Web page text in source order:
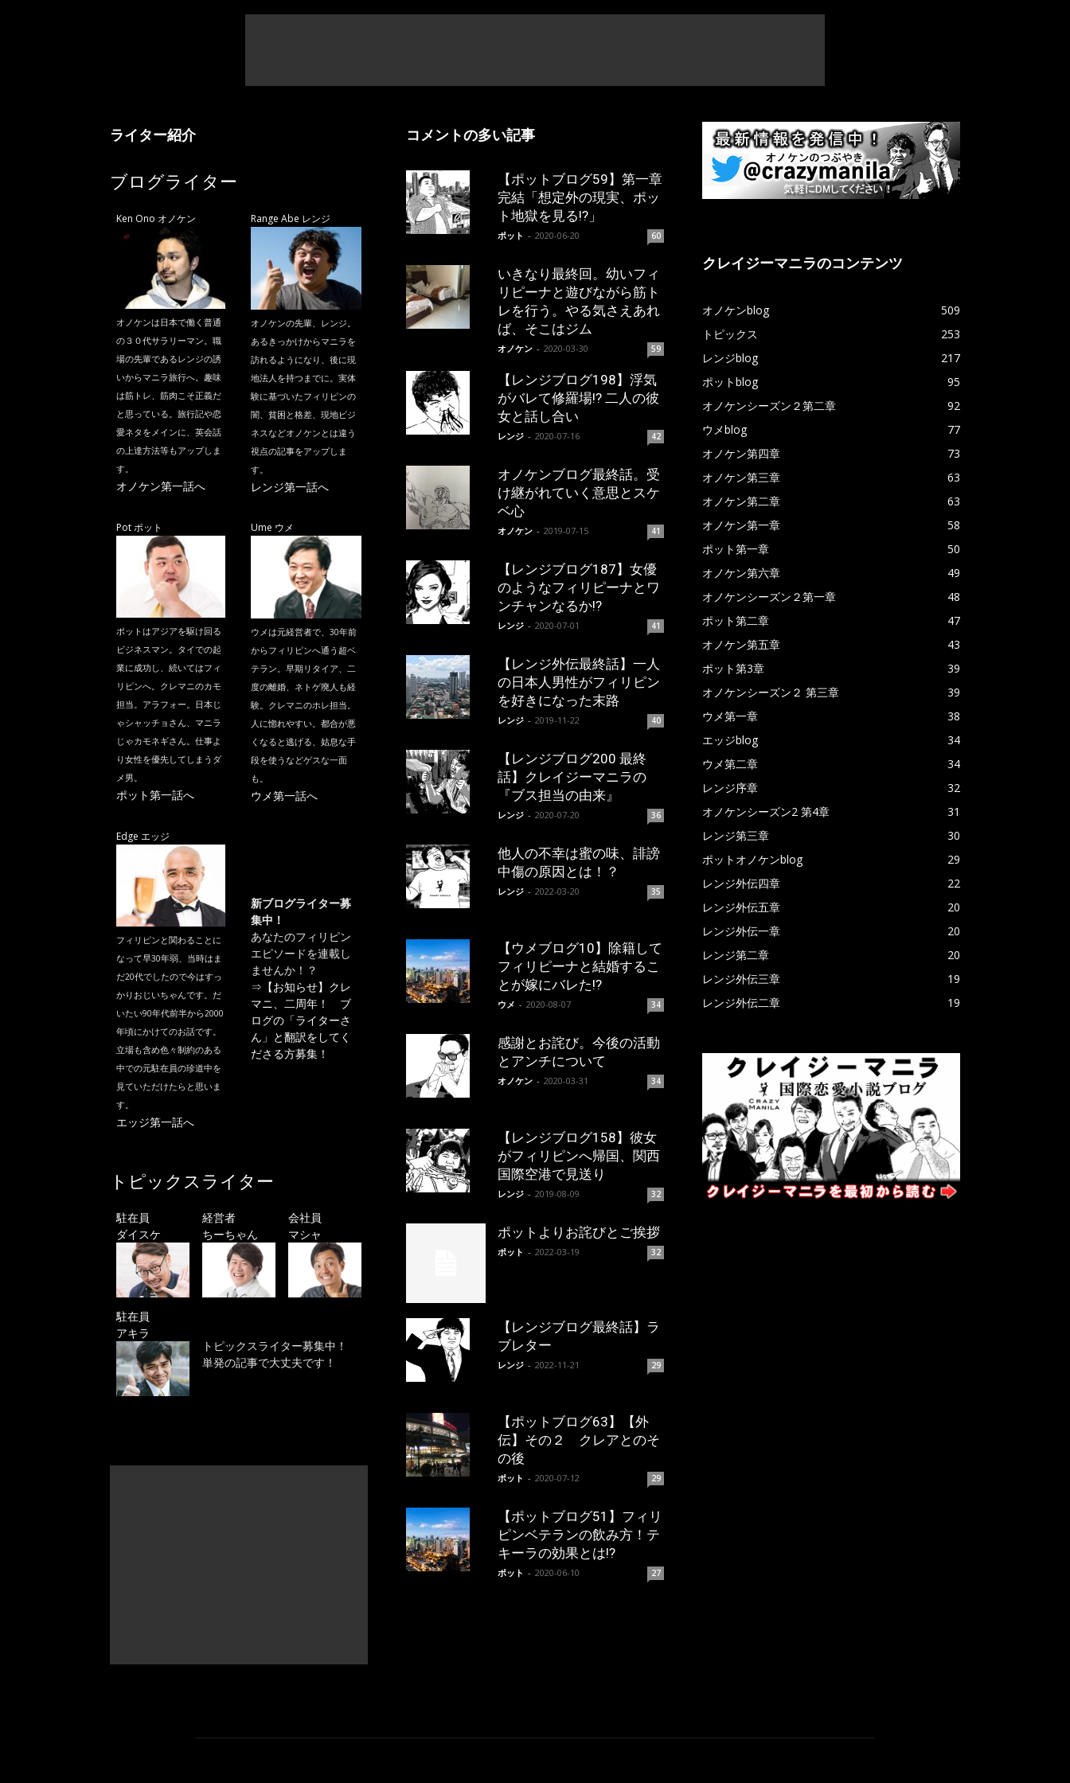
ライター紹介
ブログライター
Ken Ono オノケン
オノケンは日本で働く普通
の３０代サラリーマン。職
場の先輩であるレンジの誘
いからマニラ旅行へ。趣味
は筋トレ、筋肉こそ正義だ
と思っている。旅行記や恋
愛ネタをメインに、英会話
の上達方法等もアップしま
す。
オノケン第一話へ
Range Abe レンジ
オノケンの先輩、レンジ。
あるきっかけからマニラを
訪れるようになり、後に現
地法人を持つまでに。実体
験に基づいたフィリピンの
闇、貧困と格差、現地ビジ
ネスなどオノケンとは違う
視点の記事をアップしま
す。
レンジ第一話へ
Pot ポット
ポットはアジアを駆け回る
ビジネスマン。タイでの起
業に成功し、続いてはフィ
リピンへ。クレマニのカモ
担当。アラフォー。日本じ
ゃシャッチョさん、マニラ
じゃカモネギさん。仕事よ
り女性を優先してしまうダ
メ男。
ポット第一話へ
Ume ウメ
ウメは元経営者で、30年前
からフィリピンへ通う超ベ
テラン。早期リタイア、二
度の離婚、ネトゲ廃人も経
験。クレマニのホレ担当。
人に惚れやすい。都合が悪
くなると逃げる、姑息な手
段を使うなどゲスな一面
も。
ウメ第一話へ
Edge エッジ
フィリピンと関わることに
なって早30年弱、当時はま
だ20代でしたので今はすっ
かりおじいちゃんです。だ
いたい90年代前半から2000
年頃にかけてのお話です。
立場も含め色々制約のある
中での元駐在員の珍道中を
見ていただけたらと思いま
す。
エッジ第一話へ
新ブログライター募
集中！
あなたのフィリピン
エピソードを連載し
ませんか！？
⇒ 【お知らせ】クレ
マニ、二周年！ ブ
ログの「ライターさ
ん」と翻訳をしてく
ださる方募集！
トピックスライター
駐在員
ダイスケ
経営者
ちーちゃん
会社員
マシャ
駐在員
アキラ
トピックスライター募集中！
単発の記事で大丈夫です！
コメントの多い記事
【ポットブログ59】第一章
完結「想定外の現実、ポッ
ト地獄を見る!?」
ポット - 2020-06-20 60
いきなり最終回。幼いフィ
リピーナと遊びながら筋ト
レを行う。やる気さえあれ
ば、そこはジム
オノケン - 2020-03-30 59
【レンジブログ198】浮気
がバレて修羅場!? 二人の彼
女と話し合い
レンジ - 2020-07-16 42
オノケンブログ最終話。受
け継がれていく意思とスケ
ベ心
オノケン - 2019-07-15 41
【レンジブログ187】女優
のようなフィリピーナとワ
ンチャンなるか!?
レンジ - 2020-07-01 41
【レンジ外伝最終話】一人
の日本人男性がフィリピン
を好きになった末路
レンジ - 2019-11-22 40
【レンジブログ200 最終
話】クレイジーマニラの
『ブス担当の由来』
レンジ - 2020-07-20 36
他人の不幸は蜜の味、誹謗
中傷の原因とは！？
レンジ - 2022-03-20 35
【ウメブログ10】除籍して
フィリピーナと結婚するこ
とが嫁にバレた!?
ウメ - 2020-08-07 34
感謝とお詫び。今後の活動
とアンチについて
オノケン - 2020-03-31 34
【レンジブログ158】彼女
がフィリピンへ帰国、関西
国際空港で見送り
レンジ - 2019-08-09 32
ポットよりお詫びとご挨拶
ポット - 2022-03-19 32
【レンジブログ最終話】ラ
ブレター
レンジ - 2022-11-21 29
【ポットブログ63】【外
伝】その２ クレアとのそ
の後
ポット - 2020-07-12 29
【ポットブログ51】フィリ
ピンベテランの飲み方！テ
キーラの効果とは!?
ポット - 2020-06-10 27
クレイジーマニラのコンテンツ
オノケンblog
509
トピックス
253
レンジblog
217
ポットblog
95
オノケンシーズン２第二章
92
ウメblog
77
オノケン第四章
73
オノケン第三章
63
オノケン第二章
63
オノケン第一章
58
ポット第一章
50
オノケン第六章
49
オノケンシーズン２第一章
48
ポット第二章
47
オノケン第五章
43
ポット第3章
39
オノケンシーズン２ 第三章
39
ウメ第一章
38
エッジblog
34
ウメ第二章
34
レンジ序章
32
オノケンシーズン2 第4章
31
レンジ第三章
30
ポットオノケンblog
29
レンジ外伝四章
22
レンジ外伝五章
20
レンジ外伝一章
20
レンジ第二章
20
レンジ外伝三章
19
レンジ外伝二章
19